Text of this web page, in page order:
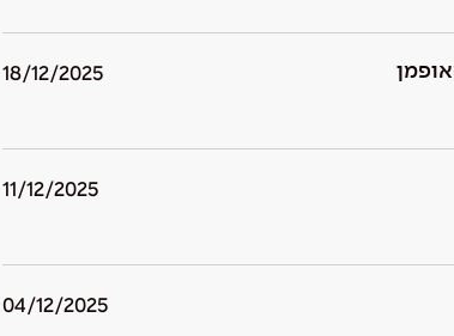
18/12/2025
11/12/2025
04/12/2025